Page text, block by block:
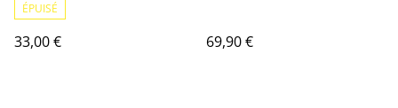
ÉPUISÉ
33,00 € 69,90 €